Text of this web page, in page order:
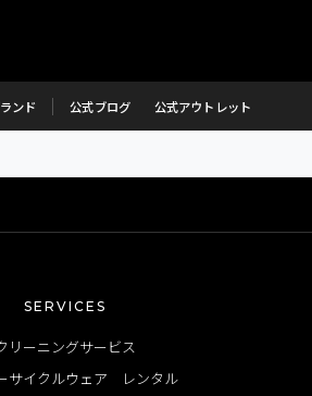
ンド 公式ブログ 公式アウトレット
既に完売に伴い非表示となりました。
SERVICES
リーニングサービス
サイクルウェア レンタル